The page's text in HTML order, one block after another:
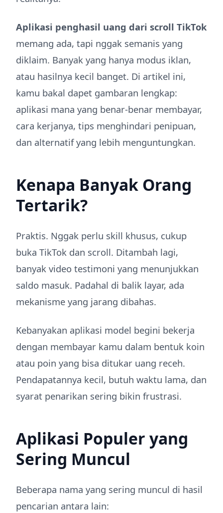
Aplikasi penghasil uang dari scroll TikTok
memang ada, tapi nggak semanis yang
diklaim. Banyak yang hanya modus iklan,
atau hasilnya kecil banget. Di artikel ini,
kamu bakal dapet gambaran lengkap:
aplikasi mana yang benar-benar membayar,
cara kerjanya, tips menghindari penipuan,
dan alternatif yang lebih menguntungkan.
Kenapa Banyak Orang
Tertarik?
Praktis. Nggak perlu skill khusus, cukup
buka TikTok dan scroll. Ditambah lagi,
banyak video testimoni yang menunjukkan
saldo masuk. Padahal di balik layar, ada
mekanisme yang jarang dibahas.
Kebanyakan aplikasi model begini bekerja
dengan membayar kamu dalam bentuk koin
atau poin yang bisa ditukar uang receh.
Pendapatannya kecil, butuh waktu lama, dan
syarat penarikan sering bikin frustrasi.
Aplikasi Populer yang
Sering Muncul
Beberapa nama yang sering muncul di hasil
pencarian antara lain: